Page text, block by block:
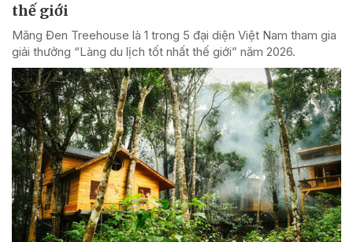
thế giới
Măng Đen Treehouse là 1 trong 5 đại diện Việt Nam tham gia
giải thưởng “Làng du lịch tốt nhất thế giới” năm 2026.